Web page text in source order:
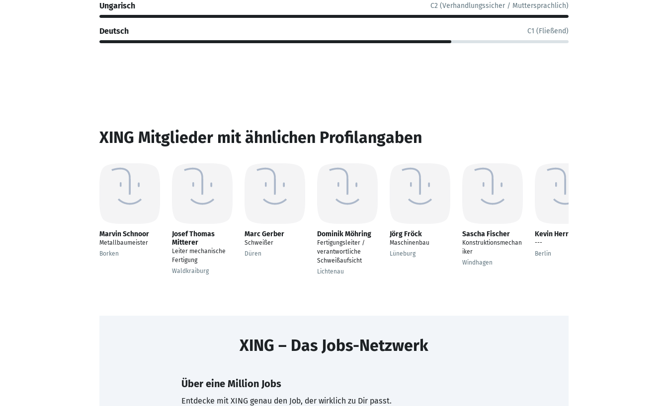
Ungarisch C2 (Verhandlungssicher / Muttersprachlich)
Deutsch C1 (Fließend)
XING Mitglieder mit ähnlichen Profilangaben
Marvin Schnoor
Metallbaumeister
Borken
Josef Thomas
Mitterer
Leiter mechanische
Fertigung
Waldkraiburg
Marc Gerber
Schweißer
Düren
Dominik Möhring
Fertigungsleiter /
verantwortliche
Schweißaufsicht
Lichtenau
Jörg Fröck
Maschinenbau
Lüneburg
Sascha Fischer
Konstruktionsmechan
iker
Windhagen
Kevin Herrmann
---
Berlin
XING – Das Jobs-Netzwerk
Über eine Million Jobs
Entdecke mit XING genau den Job, der wirklich zu Dir passt.